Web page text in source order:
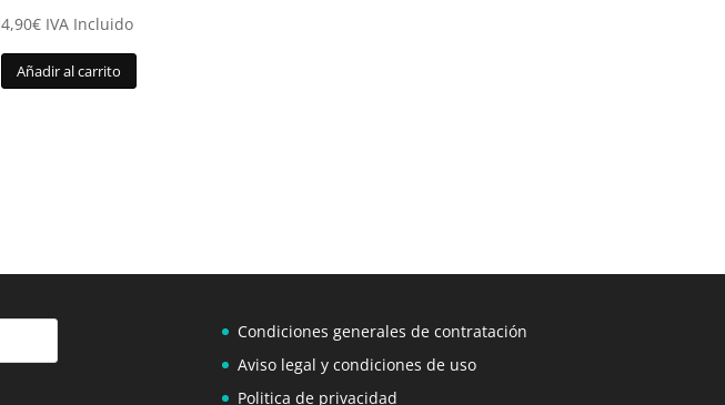
4,90€ IVA Incluido
Añadir al carrito
Condiciones generales de contratación
Aviso legal y condiciones de uso
Politica de privacidad